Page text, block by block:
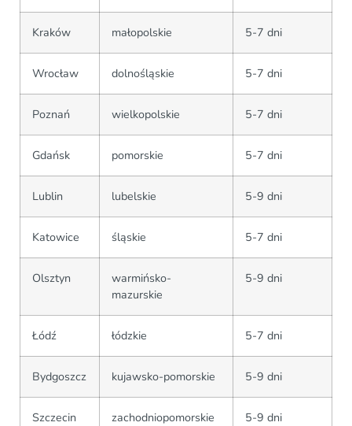
Kraków małopolskie 5-7 dni
Wrocław dolnośląskie 5-7 dni
Poznań wielkopolskie 5-7 dni
Gdańsk pomorskie 5-7 dni
Lublin lubelskie 5-9 dni
Katowice śląskie 5-7 dni
Olsztyn
warmińsko-
mazurskie
5-9 dni
Łódź łódzkie 5-7 dni
Bydgoszcz kujawsko-pomorskie 5-9 dni
Szczecin zachodniopomorskie 5-9 dni